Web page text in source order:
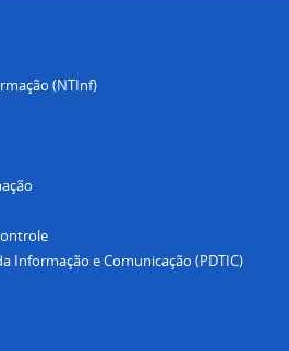
(NTInf)
Informação e Comunicação (PDTIC)